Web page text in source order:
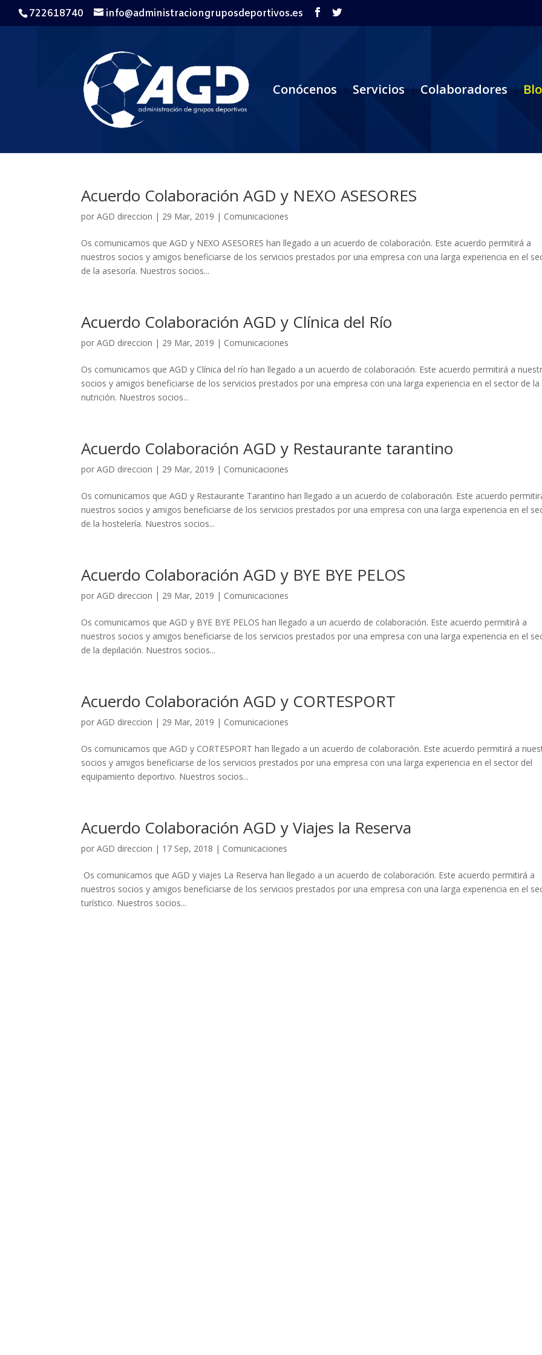
722618740 info@administraciongruposdeportivos.es
Conócenos Servicios Colaboradores
Acuerdo Colaboración AGD y NEXO ASESORES
porAGD direccion | 29 Mar, 2019 | Comunicaciones
Os comunicamos que AGD y NEXO ASESORES han llegado a un acuerdo de colaboración. Este acuerdo permitirá a
nuestros socios y amigos beneficiarse de los servicios prestados por una empresa con una larga experiencia en el
de la asesoría. Nuestros socios...
Acuerdo Colaboración AGD y Clínica del Río
porAGD direccion | 29 Mar, 2019 | Comunicaciones
Os comunicamos que AGD y Clínica del río han llegado a un acuerdo de colaboración. Este acuerdo permitirá a
socios y amigos beneficiarse de los servicios prestados por una empresa con una larga experiencia en el sector de la
nutrición. Nuestros socios...
Acuerdo Colaboración AGD y Restaurante tarantino
porAGD direccion | 29 Mar, 2019 | Comunicaciones
Os comunicamos que AGD y Restaurante Tarantino han llegado a un acuerdo de colaboración. Este acuerdo
nuestros socios y amigos beneficiarse de los servicios prestados por una empresa con una larga experiencia en el
de la hostelería. Nuestros socios...
Acuerdo Colaboración AGD y BYE BYE PELOS
porAGD direccion | 29 Mar, 2019 | Comunicaciones
Os comunicamos que AGD y BYE BYE PELOS han llegado a un acuerdo de colaboración. Este acuerdo permitirá a
nuestros socios y amigos beneficiarse de los servicios prestados por una empresa con una larga experiencia en el
de la depilación. Nuestros socios...
Acuerdo Colaboración AGD y CORTESPORT
porAGD direccion | 29 Mar, 2019 | Comunicaciones
Os comunicamos que AGD y CORTESPORT han llegado a un acuerdo de colaboración. Este acuerdo permitirá a
socios y amigos beneficiarse de los servicios prestados por una empresa con una larga experiencia en el sector del
equipamiento deportivo. Nuestros socios...
Acuerdo Colaboración AGD y Viajes la Reserva
porAGD direccion | 17 Sep, 2018 | Comunicaciones
Os comunicamos que AGD y viajes La Reserva han llegado a un acuerdo de colaboración. Este acuerdo permitirá a
nuestros socios y amigos beneficiarse de los servicios prestados por una empresa con una larga experiencia en el
turístico. Nuestros socios...